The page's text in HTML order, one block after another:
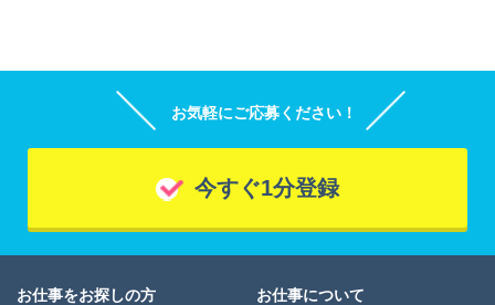
お気軽にご応募ください！
今すぐ1分登録
お仕事をお探しの方 お仕事について